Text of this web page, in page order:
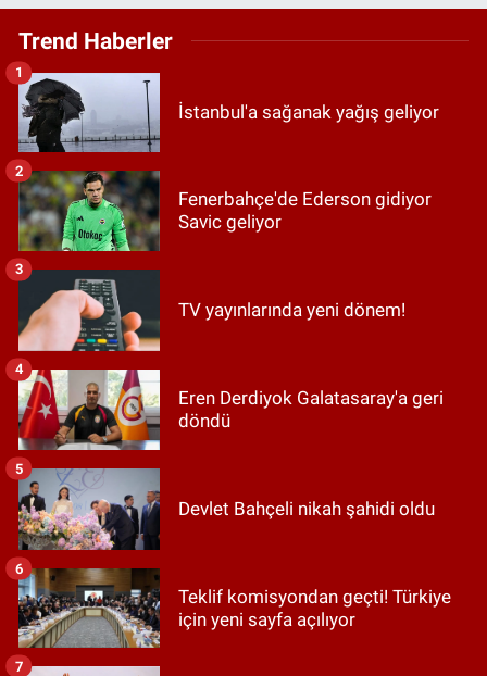
Trend Haberler
İstanbul'a sağanak yağış geliyor
1
Fenerbahçe'de Ederson gidiyor
Savic geliyor
2
TV yayınlarında yeni dönem!
3
Eren Derdiyok Galatasaray'a geri
döndü
4
Devlet Bahçeli nikah şahidi oldu
5
Teklif komisyondan geçti! Türkiye
için yeni sayfa açılıyor
6
7